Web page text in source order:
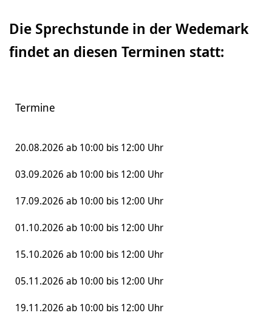
Die Sprechstunde in der Wedemark
findet an diesen Terminen statt:
Termine
20.08.2026 ab 10:00 bis 12:00 Uhr
03.09.2026 ab 10:00 bis 12:00 Uhr
17.09.2026 ab 10:00 bis 12:00 Uhr
01.10.2026 ab 10:00 bis 12:00 Uhr
15.10.2026 ab 10:00 bis 12:00 Uhr
05.11.2026 ab 10:00 bis 12:00 Uhr
19.11.2026 ab 10:00 bis 12:00 Uhr